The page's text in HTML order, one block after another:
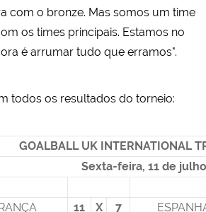
com o bronze. Mas somos um time
os times principais. Estamos no
é arrumar tudo que erramos".
todos os resultados do torneio:
GOALBALL UK INTERNATIONAL
Sexta-feira, 11 de julho
11 X 7